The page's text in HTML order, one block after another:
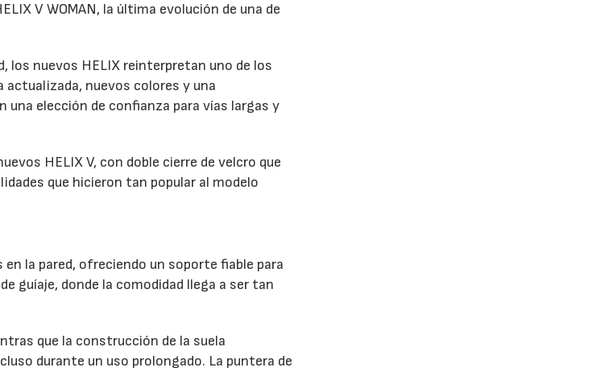
V WOMAN, la última evolución de una de
los nuevos HELIX reinterpretan uno de los
actualizada, nuevos colores y una
elección de confianza para vías largas y
HELIX V, con doble cierre de velcro que
que hicieron tan popular al modelo
la pared, ofreciendo un soporte fiable para
guíaje, donde la comodidad llega a ser tan
que la construcción de la suela
durante un uso prolongado. La puntera de